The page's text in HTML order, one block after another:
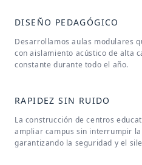
DISEÑO PEDAGÓGICO
Desarrollamos aulas modulares
con aislamiento acústico de alta
constante durante todo el año.
RAPIDEZ SIN RUIDO
La construcción de centros
ampliar campus sin interrumpir
garantizando la seguridad y el